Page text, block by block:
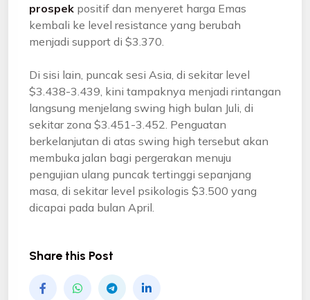
prospek positif dan menyeret harga Emas
kembali ke level resistance yang berubah
menjadi support di $3.370.
Di sisi lain, puncak sesi Asia, di sekitar level
$3.438-3.439, kini tampaknya menjadi rintangan
langsung menjelang swing high bulan Juli, di
sekitar zona $3.451-3.452. Penguatan
berkelanjutan di atas swing high tersebut akan
membuka jalan bagi pergerakan menuju
pengujian ulang puncak tertinggi sepanjang
masa, di sekitar level psikologis $3.500 yang
dicapai pada bulan April.
Share this Post